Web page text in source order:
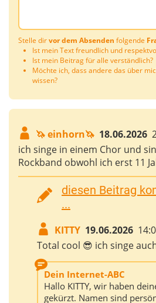
Stelle dirvor dem Absenden folgende
Ist mein Text freundlich und
Ist mein Beitrag für alle verständlich?
Möchte ich, dass andere das über
wissen?
🦄 einhorn🦄 18.06.2026
ich singe in einem Chor und
Rockband obwohl ich erst 11
diesen Beitrag
...
KITTY 19.06.2026
Total cool 😎 ich singe
Dein Internet-ABC
Hallo KITTY, wir haben
gekürzt. Namen sind